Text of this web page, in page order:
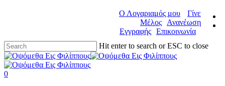
Ο Λογαριαμός μου
Γίνε
Μέλος
Ανανέωση
Εγγραφής Επικοινωνία
Hit enter to search or ESC to close
0